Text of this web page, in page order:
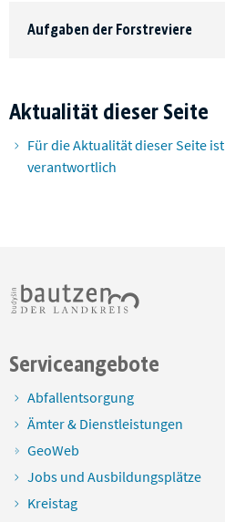
Aufgaben der Forstreviere
Aktualität dieser Seite
Für die Aktualität dieser Seite
verantwortlich
Serviceangebote
Abfallentsorgung
Ämter & Dienstleistungen
GeoWeb
Jobs und Ausbildungsplätze
Kreistag